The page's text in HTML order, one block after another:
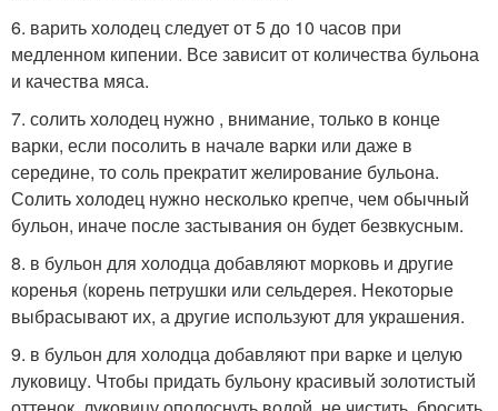
6. варить холодец следует от 5 до 10 часов при
медленном кипении. Все зависит от количества бульона
и качества мяса.
7. солить холодец нужно , внимание, только в конце
варки, если посолить в начале варки или даже в
середине, то соль прекратит желирование бульона.
Солить холодец нужно несколько крепче, чем обычный
бульон, иначе после застывания он будет безвкусным.
8. в бульон для холодца добавляют морковь и другие
коренья (корень петрушки или сельдерея. Некоторые
выбрасывают их, а другие используют для украшения.
9. в бульон для холодца добавляют при варке и целую
луковицу. Чтобы придать бульону красивый золотистый